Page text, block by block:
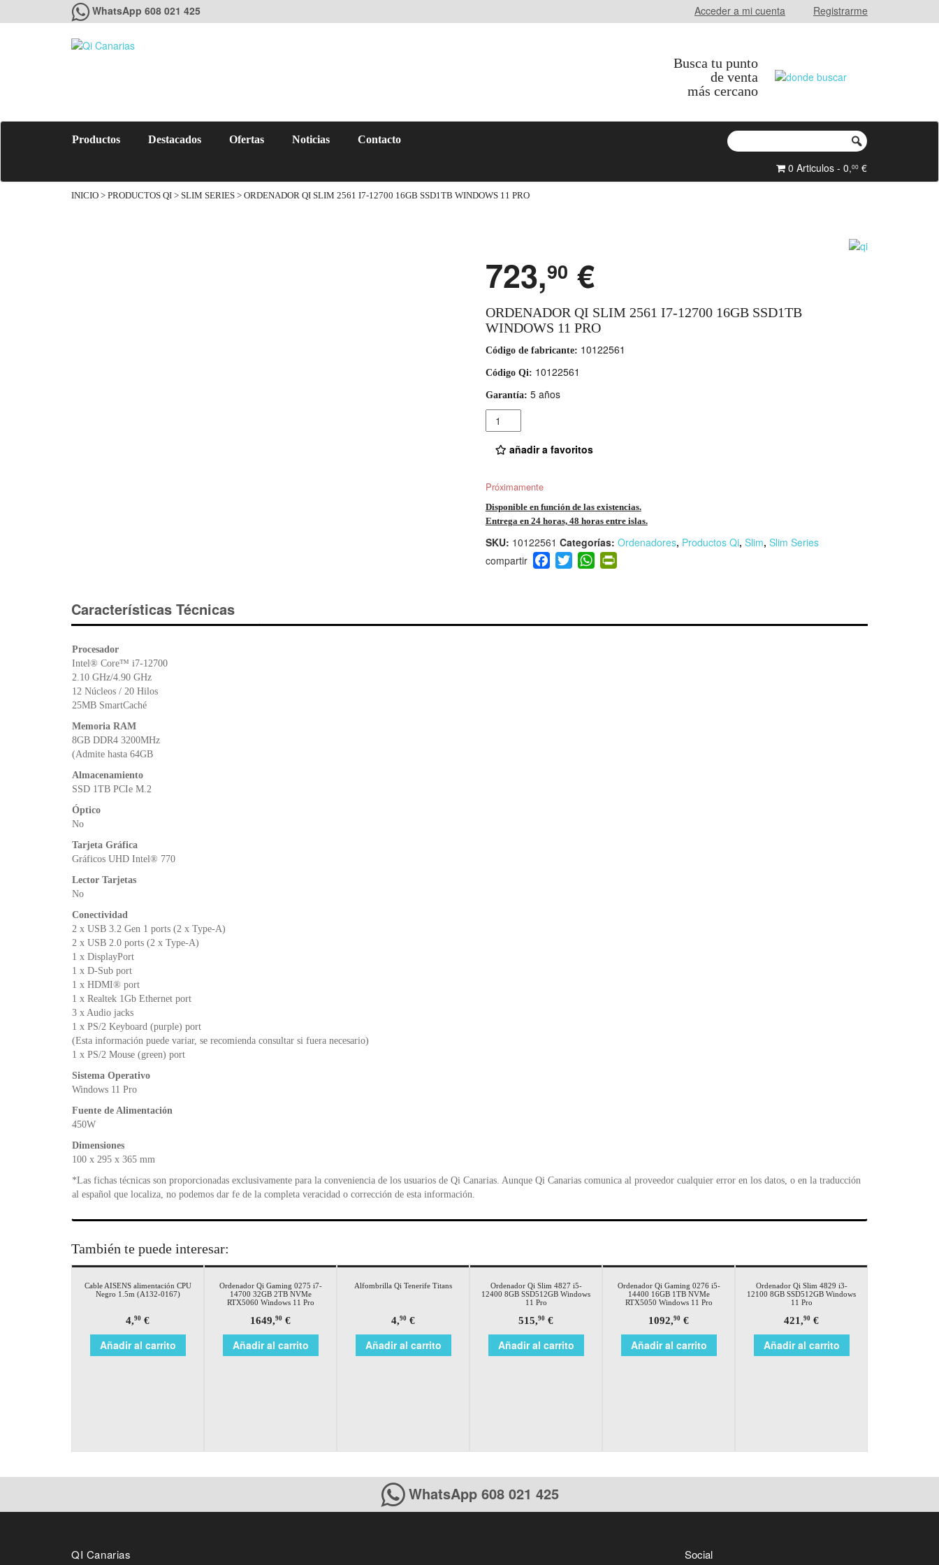
WhatsApp 608 021 425 Acceder a mi cuenta Registrarme
Busca tu punto
de venta
más cercano
Productos Destacados Ofertas Noticias Contacto
0 Articulos - 0,00 €
INICIO > PRODUCTOS QI > SLIM SERIES > ORDENADOR QI SLIM 2561 I7-12700 16GB SSD1TB WINDOWS 11 PRO
723,90 €
ORDENADOR QI SLIM 2561 I7-12700 16GB SSD1TB
WINDOWS 11 PRO
Código de fabricante: 10122561
Código Qi: 10122561
Garantía: 5 años
Cantidad
añadir a favoritos
Próximamente
Disponible en función de las existencias.
Entrega en 24 horas, 48 horas entre islas.
SKU: 10122561 Categorías: Ordenadores, Productos Qi, Slim, Slim Series
F
a
b
T
wi
W
h
A
Pr
in
e
Características Técnicas
Procesador
Intel® Core™ i7-12700
2.10 GHz/4.90 GHz
12 Núcleos / 20 Hilos
25MB SmartCaché
Memoria RAM
8GB DDR4 3200MHz
(Admite hasta 64GB
Almacenamiento
SSD 1TB PCIe M.2
Óptico
No
Tarjeta Gráfica
Gráficos UHD Intel® 770
Lector Tarjetas
No
Conectividad
2 x USB 3.2 Gen 1 ports (2 x Type-A)
2 x USB 2.0 ports (2 x Type-A)
1 x DisplayPort
1 x D-Sub port
1 x HDMI® port
1 x Realtek 1Gb Ethernet port
3 x Audio jacks
1 x PS/2 Keyboard (purple) port
(Esta información puede variar, se recomienda consultar si fuera necesario)
1 x PS/2 Mouse (green) port
Sistema Operativo
Windows 11 Pro
Fuente de Alimentación
450W
Dimensiones
100 x 295 x 365 mm
*Las fichas técnicas son proporcionadas exclusivamente para la conveniencia de los usuarios de Qi Canarias. Aunque Qi Canarias comunica al proveedor cualquier error en los datos, o en la traducción
al español que localiza, no podemos dar fe de la completa veracidad o corrección de esta información.
También te puede interesar:
Cable AISENS alimentación CPU
Negro 1.5m (A132-0167)
4,90 €
Añadir al carrito
Ordenador Qi Gaming 0275 i7-
14700 32GB 2TB NVMe
RTX5060 Windows 11 Pro
1649,90 €
Añadir al carrito
Alfombrilla Qi Tenerife Titans
4,90 €
Añadir al carrito
Ordenador Qi Slim 4827 i5-
12400 8GB SSD512GB Windows
11 Pro
515,90 €
Añadir al carrito
Ordenador Qi Gaming 0276 i5-
14400 16GB 1TB NVMe
RTX5050 Windows 11 Pro
1092,90 €
Añadir al carrito
Ordenador Qi Slim 4829 i3-
12100 8GB SSD512GB Windows
11 Pro
421,90 €
Añadir al carrito
WhatsApp 608 021 425
Social
QI Canarias